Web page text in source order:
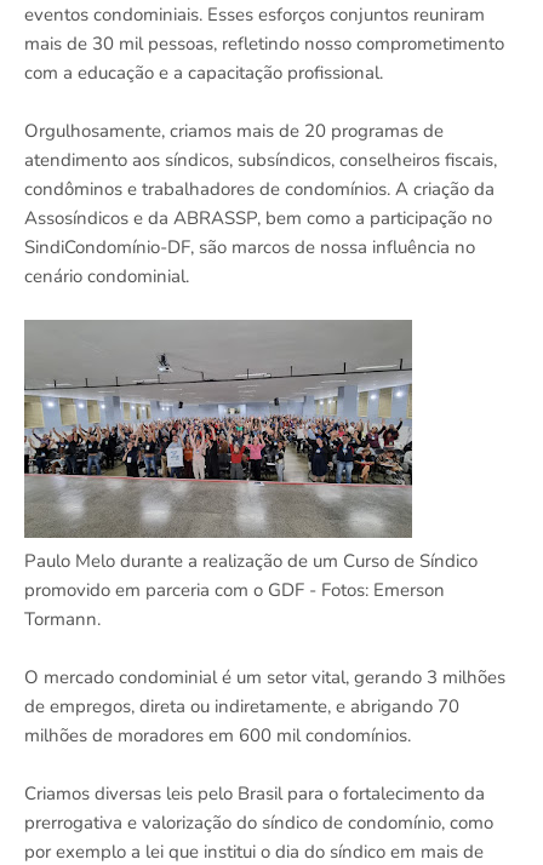
eventos condominiais. Esses esforços conjuntos reuniram
mais de 30 mil pessoas, refletindo nosso comprometimento
com a educação e a capacitação profissional.
Orgulhosamente, criamos mais de 20 programas de
atendimento aos síndicos, subsíndicos, conselheiros fiscais,
condôminos e trabalhadores de condomínios. A criação da
Assosíndicos e da ABRASSP, bem como a participação no
SindiCondomínio-DF, são marcos de nossa influência no
cenário condominial.
Paulo Melo durante a realização de um Curso de Síndico
promovido em parceria com o GDF - Fotos: Emerson
Tormann.
O mercado condominial é um setor vital, gerando 3 milhões
de empregos, direta ou indiretamente, e abrigando 70
milhões de moradores em 600 mil condomínios.
Criamos diversas leis pelo Brasil para o fortalecimento da
prerrogativa e valorização do síndico de condomínio, como
por exemplo a lei que institui o dia do síndico em mais de